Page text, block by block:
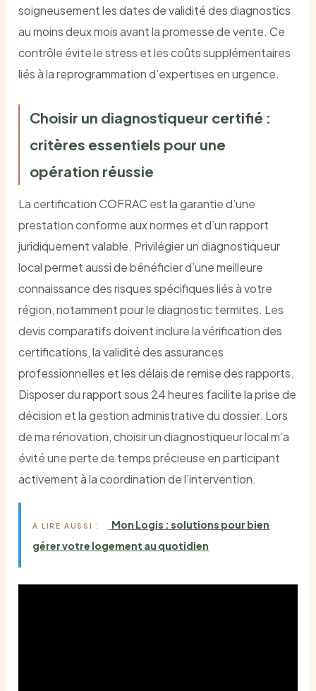
soigneusement les dates de validité des diagnostics
au moins deux mois avant la promesse de vente. Ce
contrôle évite le stress et les coûts supplémentaires
liés à la reprogrammation d’expertises en urgence.
Choisir un diagnostiqueur certifié :
critères essentiels pour une
opération réussie
La certification COFRAC est la garantie d’une
prestation conforme aux normes et d’un rapport
juridiquement valable. Privilégier un diagnostiqueur
local permet aussi de bénéficier d’une meilleure
connaissance des risques spécifiques liés à votre
région, notamment pour le diagnostic termites. Les
devis comparatifs doivent inclure la vérification des
certifications, la validité des assurances
professionnelles et les délais de remise des rapports.
Disposer du rapport sous 24 heures facilite la prise de
décision et la gestion administrative du dossier. Lors
de ma rénovation, choisir un diagnostiqueur local m’a
évité une perte de temps précieuse en participant
activement à la coordination de l’intervention.
A LIRE AUSSI :
Mon Logis : solutions pour bien
gérer votre logement au quotidien